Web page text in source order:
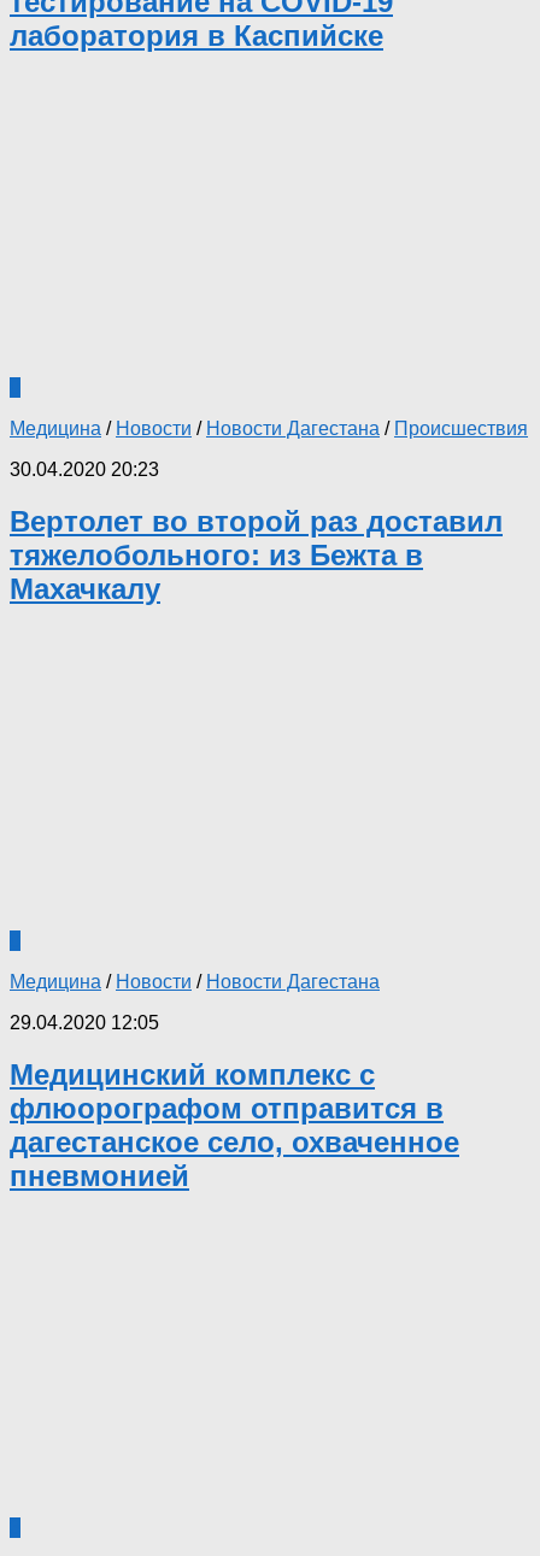
лаборатория в Каспийске
Медицина / Новости / Новости Дагестана / Происшествия
30.04.2020 20:23
Вертолет во второй раз доставил
тяжелобольного: из Бежта в
Махачкалу
Медицина / Новости / Новости Дагестана
29.04.2020 12:05
Медицинский комплекс с
флюорографом отправится в
дагестанское село, охваченное
пневмонией